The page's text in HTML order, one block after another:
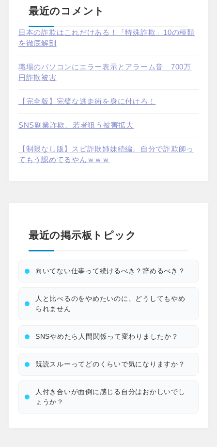
最近のコメント
日本の詐欺はこれだけある！「特殊詐欺」10の種類
を徹底解剖
職場のパソコンにエラー表示とアラーム音 700万
円詐欺被害
【完全版】完璧な逃走術を身に付けろ！
SNS副業詐欺、若者狙う被害拡大
【制限なし版】スピ詐欺姉妹続編。自分で詐欺師っ
てもう認めてるやんｗｗｗ
最近の掲示板トピック
向いてない仕事って続けるべき？辞めるべき？
人と比べるのをやめたいのに、どうしてもやめ
られません
SNSやめたら人間関係って変わりましたか？
既読スルーってどのくらいで気になりますか？
人付き合いが面倒に感じる自分はおかしいでし
ょうか？